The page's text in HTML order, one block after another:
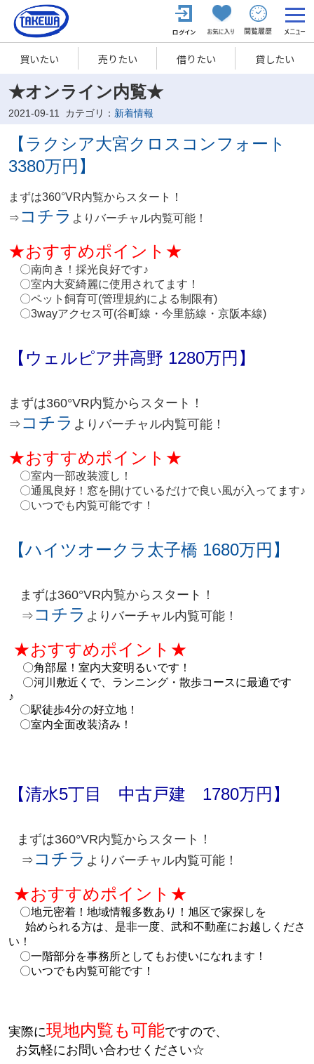
買いたい 売りたい 借りたい 貸したい
★オンライン内覧★
2021-09-11 カテゴリ： 新着情報
【ラクシア大宮クロスコンフォート
3380万円】
まずは360°VR内覧からスタート！
⇒ コチラ よりバーチャル内覧可能！
★おすすめポイント★
〇南向き！採光良好です♪
〇室内大変綺麗に使用されてます！
〇ペット飼育可(管理規約による制限有)
〇3wayアクセス可(谷町線・今里筋線・京阪本線)
【ウェルピア井高野 1280万円】
まずは360°VR内覧からスタート！
⇒ コチラ よりバーチャル内覧可能！
★おすすめポイント★
〇室内一部改装渡し！
〇通風良好！窓を開けているだけで良い風が入ってます♪
〇いつでも内覧可能です！
【ハイツオークラ太子橋 1680万円】
まずは360°VR内覧からスタート！
⇒ コチラ よりバーチャル内覧可能！
★おすすめポイント★
〇角部屋！室内大変明 るいです！
〇河川敷近くで、ランニング・散歩コースに最適です
♪
〇駅徒歩4分の好立地！
〇室内全面改装済み！
【清水5丁目 中古戸建 1780万円】
まずは360°VR内覧からスタート！
⇒ コチラ よりバーチャル内覧可能！
★おすすめポイント★
〇地元密着！地域情報多数あり！ 旭区で家探しを
始められる方は、是非一度、武和不動産にお越しくださ
い！
〇一階部分を事務所としてもお使いになれます！
〇いつでも内覧可能です！
実際に現地内覧も可能ですので、
お気軽にお問い合わせください☆